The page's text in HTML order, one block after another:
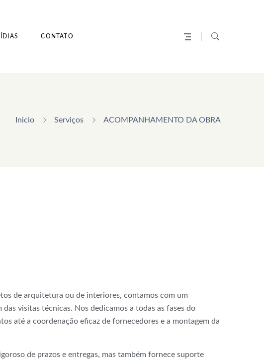
CONTATO
Inicio Serviços ACOMPANHAMENTO DA OBRA
de arquitetura ou de interiores, contamos com um
visitas técnicas. Nos dedicamos a todas as fases do
até a coordenação eficaz de fornecedores e a montagem da
de prazos e entregas, mas também fornece suporte